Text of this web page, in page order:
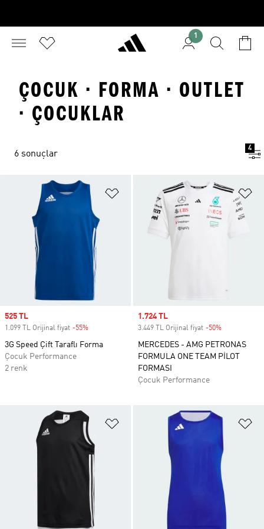
1
ÇOCUK · FORMA · OUTLET
· ÇOCUKLAR
6 sonuçlar
4
Favori Listesine Ekle
Sale price
525 TL
1.099 TL Orijinal fiyat -55%
3G Speed Çift Taraflı Forma
Çocuk Performance
2 renk
Sale price
1.724 TL
3.449 TL Orijinal fiyat -50%
MERCEDES - AMG PETRONAS
FORMULA ONE TEAM PİLOT
FORMASI
Çocuk Performance
Favori Listesine Ekle